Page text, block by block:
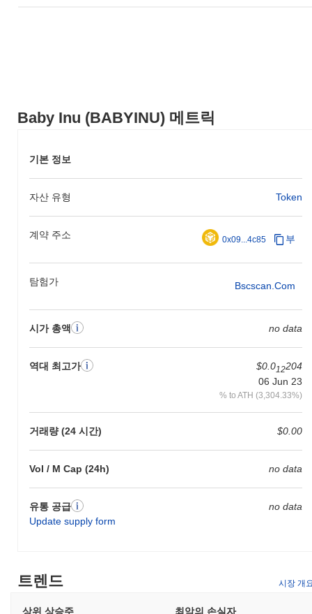
Baby Inu (BABYINU) 메트릭
기본 정보
자산 유형 Token
계약 주소 0x09...4c85 부
탐험가 Bscscan.com
시가 총액 no data
역대 최고가 $0.012204
06 Jun 23
% to ATH (3,304.33%)
거래량 (24 시간) $0.00
Vol / M Cap (24h) no data
유통 공급
Update supply form
no data
트렌드 시장 개
상위 상승주 최악의 손실자